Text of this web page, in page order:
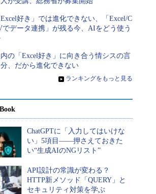
好き」では進化できない、「Excel/C
でデータ連携」が残る今、AIをどう使う
の「Excel好き」に向き合う情シスの言
、だから進化できない
» ランキングをもっと見る
ChatGPTに「入力してはいけな
い」5項目――押さえておきた
い“生成AIのNGリスト”
API設計の常識が変わる？
HTTP新メソッド「QUERY」と
セキュリティ対策を学ぶ